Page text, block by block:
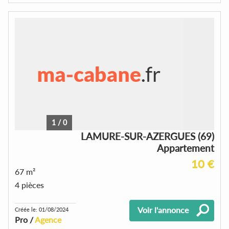
1 /0
LAMURE-SUR-AZERGUES (69)
Appartement
10 €
67 m²
4 pièces
Créée le: 01/08/2024
Pro /Agence
Voir l'annonce